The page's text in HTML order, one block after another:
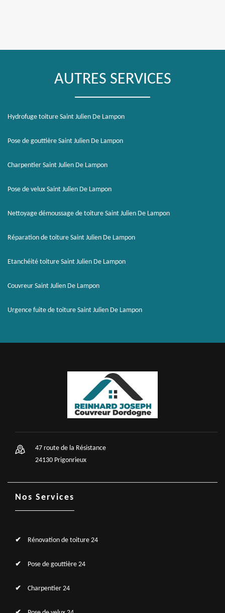
AUTRES SERVICES
Hydrofuge toiture Saint Julien De Lampon
Pose de gouttière Saint Julien De Lampon
Charpentier Saint Julien De Lampon
Pose de velux Saint Julien De Lampon
Nettoyage démoussage de toiture Saint Julien De Lampon
Réparation de toiture Saint Julien De Lampon
Etanchéité toiture Saint Julien De Lampon
Couvreur Saint Julien De Lampon
Urgence fuite de toiture Saint Julien De Lampon
47 route de la Résistance
24130 Prigonrieux
Nos Services
Rénovation de toiture 24
Pose de gouttière 24
Charpentier 24